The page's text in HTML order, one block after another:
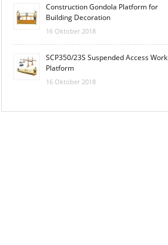
Construction Gondola Platform for
Building Decoration
16 Oktober 2018
SCP350/23S Suspended Access Work
Platform
16 Oktober 2018